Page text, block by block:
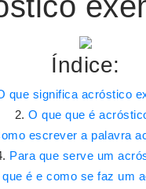
Índice:
que significa acróstico
O que que é
escrever a palavra
Para que serve um
é e como se faz um